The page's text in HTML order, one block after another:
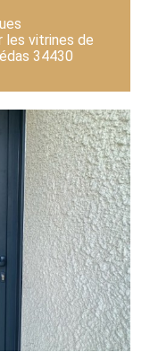
les vitrines de
34430